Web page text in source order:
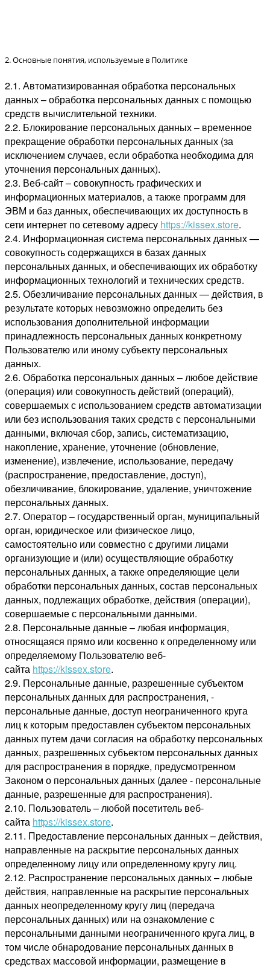
2. Основные понятия, используемые в Политике
2.1. Автоматизированная обработка персональных
данных – обработка персональных данных с помощью
средств вычислительной техники.
2.2. Блокирование персональных данных – временное
прекращение обработки персональных данных (за
исключением случаев, если обработка необходима для
уточнения персональных данных).
2.3. Веб-сайт – совокупность графических и
информационных материалов, а также программ для
ЭВМ и баз данных, обеспечивающих их доступность в
сети интернет по сетевому адресу https://kissex.store.
2.4. Информационная система персональных данных —
совокупность содержащихся в базах данных
персональных данных, и обеспечивающих их обработку
информационных технологий и технических средств.
2.5. Обезличивание персональных данных — действия, в
результате которых невозможно определить без
использования дополнительной информации
принадлежность персональных данных конкретному
Пользователю или иному субъекту персональных
данных.
2.6. Обработка персональных данных – любое действие
(операция) или совокупность действий (операций),
совершаемых с использованием средств автоматизации
или без использования таких средств с персональными
данными, включая сбор, запись, систематизацию,
накопление, хранение, уточнение (обновление,
изменение), извлечение, использование, передачу
(распространение, предоставление, доступ),
обезличивание, блокирование, удаление, уничтожение
персональных данных.
2.7. Оператор – государственный орган, муниципальный
орган, юридическое или физическое лицо,
самостоятельно или совместно с другими лицами
организующие и (или) осуществляющие обработку
персональных данных, а также определяющие цели
обработки персональных данных, состав персональных
данных, подлежащих обработке, действия (операции),
совершаемые с персональными данными.
2.8. Персональные данные – любая информация,
относящаяся прямо или косвенно к определенному или
определяемому Пользователю веб-
сайта https://kissex.store.
2.9. Персональные данные, разрешенные субъектом
персональных данных для распространения, -
персональные данные, доступ неограниченного круга
лиц к которым предоставлен субъектом персональных
данных путем дачи согласия на обработку персональных
данных, разрешенных субъектом персональных данных
для распространения в порядке, предусмотренном
Законом о персональных данных (далее - персональные
данные, разрешенные для распространения).
2.10. Пользователь – любой посетитель веб-
сайта https://kissex.store.
2.11. Предоставление персональных данных – действия,
направленные на раскрытие персональных данных
определенному лицу или определенному кругу лиц.
2.12. Распространение персональных данных – любые
действия, направленные на раскрытие персональных
данных неопределенному кругу лиц (передача
персональных данных) или на ознакомление с
персональными данными неограниченного круга лиц, в
том числе обнародование персональных данных в
средствах массовой информации, размещение в